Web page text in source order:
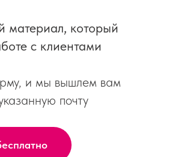
материал, который
с клиентами
и мы вышлем вам
почту